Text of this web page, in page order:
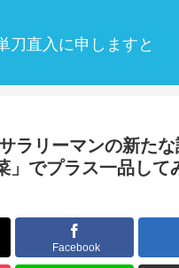
刀直入に申しますと
ラリーマンの新た
」でプラス一品して
Facebook